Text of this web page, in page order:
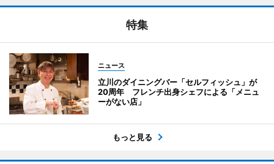
特集
ニュース
立川のダイニングバー「セルフィッシュ」が
20周年 フレンチ出身シェフによる「メニュ
ーがない店」
もっと見る